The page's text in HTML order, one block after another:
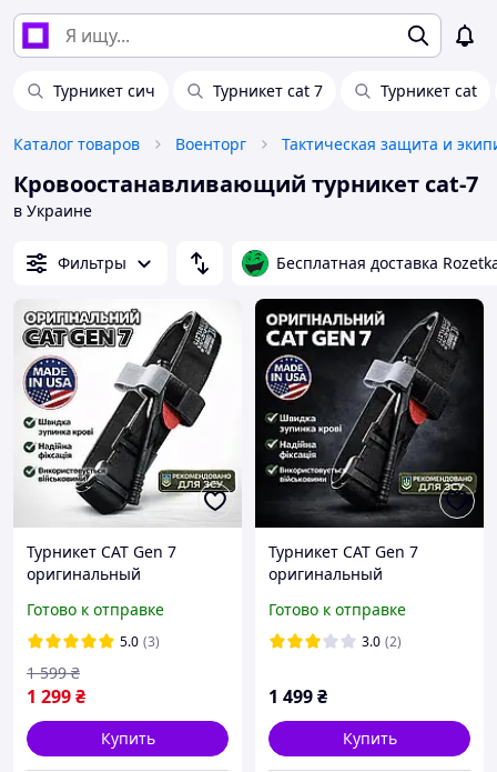
Турникет сич Турникет cat 7 Турникет cat
Каталог товаров Военторг Тактическая защита и
Кровоостанавливающий турникет cat-7
в Украине
Фильтры Бесплатная доставка
Турникет CAT Gen 7
оригинальный
жгут США тактический
для остановки
кровотечения
медицинский жгут CAT
для ВСУ
Готово к отправке
5.0 (3)
1 299₴
1 599 ₴
Купить
Турникет CAT Gen 7
оригинальный
остановки кровотечения
боевой кет 7
кровоостанавливающий
военный
Готово к отправке
3.0 (2)
1 499₴
Купить